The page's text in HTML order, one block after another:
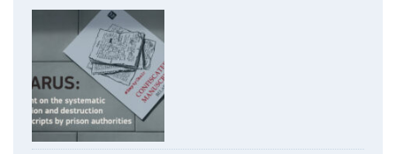
prison authorities